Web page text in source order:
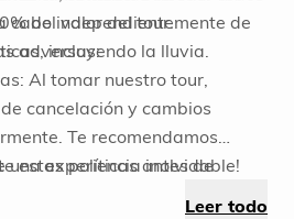
del valor del tour.
adversas:
cabo independientemente de
incluyendo la lluvia.
Al tomar nuestro tour,
cancelación y cambios
Te recomendamos
estas políticas antes de
una experiencia inolvidable!
Leer todo